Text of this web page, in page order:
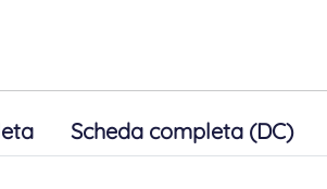
Scheda completa (DC)